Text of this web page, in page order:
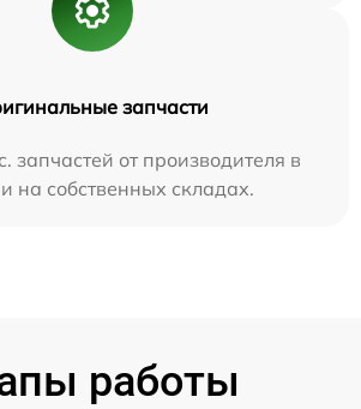
запчасти
запчастей от производителя в
на собственных складах.
работы